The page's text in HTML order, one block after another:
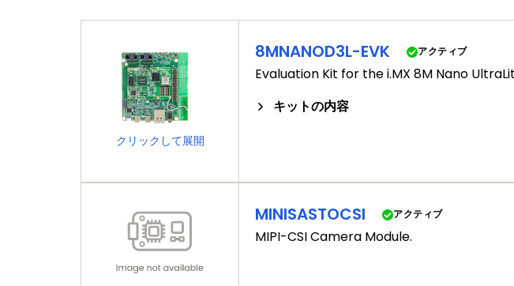
ツール＆OSサポート
Linux
FreeRTOS
クリックして展開
8MNANOD3L-EVK アクティブ
Evaluation Kit for the i.MX 8M Nano
キットの内容
MINISASTOCSI アクティブ
MIPI-CSI Camera Module.